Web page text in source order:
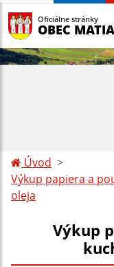
Oficiálne stránky
OBEC
Úvod
Výkup papiera a
oleja
Výkup